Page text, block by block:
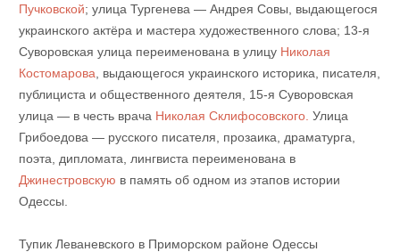
Пучковской; улица Тургенева — Андрея Совы, выдающегося
украинского актёра и мастера художественного слова; 13-я
Суворовская улица переименована в улицу Николая
Костомарова , выдающегося украинского историка, писателя,
публициста и общественного деятеля, 15-я Суворовская
улица — в честь врача Николая Склифосовского. Улица
Грибоедова — русского писателя, прозаика, драматурга,
поэта, дипломата, лингвиста переименована в
Джинестровскую в память об одном из этапов истории
Одессы.
Тупик Леваневского в Приморском районе Одессы